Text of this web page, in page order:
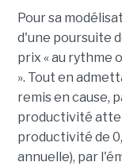
Pour sa
d'une poursuite
prix « au rythme
». Tout en
remis en cause,
productivité
productivité de
annuelle), par